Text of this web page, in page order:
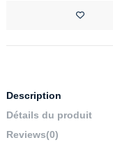
Description
Détails du produit
Reviews(0)